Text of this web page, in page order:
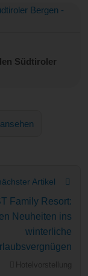
Südtiroler
Artikel
Family Resort:
Neuheiten ins
winterliche